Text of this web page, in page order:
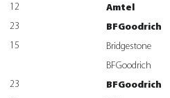
12
23
15
23
Amtel
BFGoodrich
Bridgestone
BFGoodrich
BFGoodrich